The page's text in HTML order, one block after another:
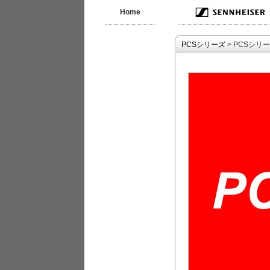
Home
PCSシリーズ> PCSシリ